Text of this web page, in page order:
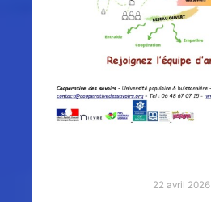
22 avril 2026